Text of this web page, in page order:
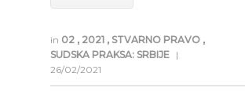
in 02 , 2021 , STVARNO PRAVO ,
SUDSKA PRAKSA: SRBIJE |
26/02/2021